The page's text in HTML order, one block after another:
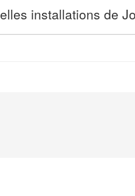
installations de